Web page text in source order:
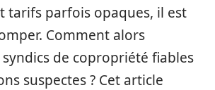
tarifs parfois opaques, il est
Comment alors
de copropriété fiables
suspectes ? Cet article